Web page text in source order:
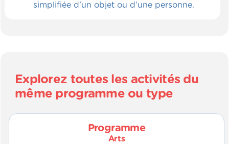
simplifiée d’un objet ou d’une personne.
Explorez toutes les activités du
même programme ou type
Programme
Arts